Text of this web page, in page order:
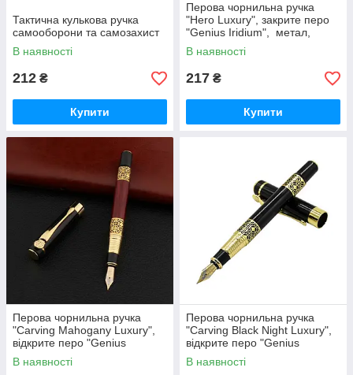
Тактична кулькова ручка
самооборони та самозахист
В наявності
212 ₴
Купити
Перова чорнильна ручка
"Hero Luxury", закрите перо
"Genius Iridium", метал,
позолота, розпис, чорний
В наявності
217 ₴
Купити
Перова чорнильна ручка
"Carving Mahogany Luxury",
відкрите перо "Genius
Iridium", різь, позолота,
метал
В наявності
Перова чорнильна ручка
"Carving Black Night Luxury",
відкрите перо "Genius
Iridium", різь, позолота
В наявності